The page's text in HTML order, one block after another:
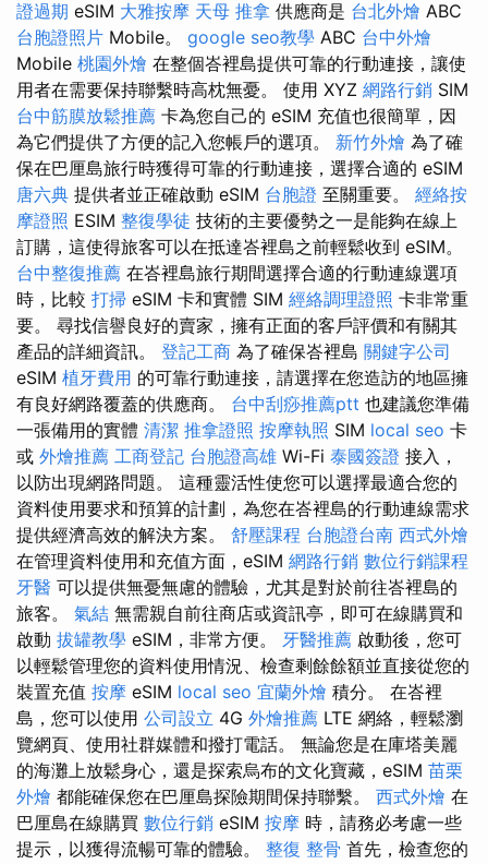
證過期 eSIM 大雅按摩 天母 推拿 供應商是 台北外燴 ABC
台胞證照片 Mobile。 google seo教學 ABC 台中外燴
Mobile 桃園外燴 在整個峇裡島提供可靠的行動連接，讓使
用者在需要保持聯繫時高枕無憂。 使用 XYZ 網路行銷 SIM
台中筋膜放鬆推薦 卡為您自己的 eSIM 充值也很簡單，因
為它們提供了方便的記入您帳戶的選項。 新竹外燴 為了確
保在巴厘島旅行時獲得可靠的行動連接，選擇合適的 eSIM
唐六典 提供者並正確啟動 eSIM 台胞證 至關重要。 經絡按
摩證照 ESIM 整復學徒 技術的主要優勢之一是能夠在線上
訂購，這使得旅客可以在抵達峇裡島之前輕鬆收到 eSIM。
台中整復推薦 在峇裡島旅行期間選擇合適的行動連線選項
時，比較 打掃 eSIM 卡和實體 SIM 經絡調理證照 卡非常重
要。 尋找信譽良好的賣家，擁有正面的客戶評價和有關其
產品的詳細資訊。 登記工商 為了確保峇裡島 關鍵字公司
eSIM 植牙費用 的可靠行動連接，請選擇在您造訪的地區擁
有良好網路覆蓋的供應商。 台中刮痧推薦ptt 也建議您準備
一張備用的實體 清潔 推拿證照 按摩執照 SIM local seo 卡
或 外燴推薦 工商登記 台胞證高雄 Wi-Fi 泰國簽證 接入，
以防出現網路問題。 這種靈活性使您可以選擇最適合您的
資料使用要求和預算的計劃，為您在峇裡島的行動連線需求
提供經濟高效的解決方案。 舒壓課程 台胞證台南 西式外燴
在管理資料使用和充值方面，eSIM 網路行銷 數位行銷課程
牙醫 可以提供無憂無慮的體驗，尤其是對於前往峇裡島的
旅客。 氣結 無需親自前往商店或資訊亭，即可在線購買和
啟動 拔罐教學 eSIM，非常方便。 牙醫推薦 啟動後，您可
以輕鬆管理您的資料使用情況、檢查剩餘餘額並直接從您的
裝置充值 按摩 eSIM local seo 宜蘭外燴 積分。 在峇裡
島，您可以使用 公司設立 4G 外燴推薦 LTE 網絡，輕鬆瀏
覽網頁、使用社群媒體和撥打電話。 無論您是在庫塔美麗
的海灘上放鬆身心，還是探索烏布的文化寶藏，eSIM 苗栗
外燴 都能確保您在巴厘島探險期間保持聯繫。 西式外燴 在
巴厘島在線購買 數位行銷 eSIM 按摩 時，請務必考慮一些
提示，以獲得流暢可靠的體驗。 整復 整骨 首先，檢查您的